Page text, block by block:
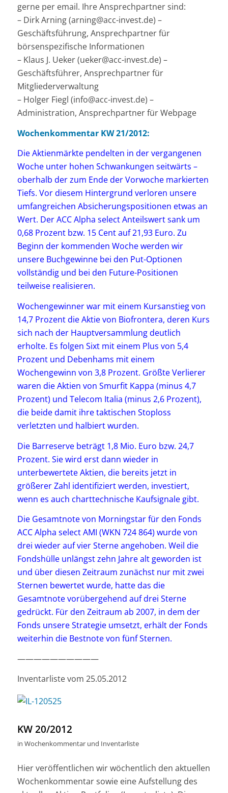
gerne per email. Ihre Ansprechpartner sind:
– Dirk Arning (arning@acc-invest.de) –
Geschäftsführung, Ansprechpartner für
börsenspezifische Informationen
– Klaus J. Ueker (ueker@acc-invest.de) –
Geschäftsführer, Ansprechpartner für
Mitgliederverwaltung
– Holger Fiegl (info@acc-invest.de) –
Administration, Ansprechpartner für Webpage
Wochenkommentar KW 21/2012:
Die Aktienmärkte pendelten in der vergangenen
Woche unter hohen Schwankungen seitwärts –
oberhalb der zum Ende der Vorwoche markierten
Tiefs. Vor diesem Hintergrund verloren unsere
umfangreichen Absicherungspositionen etwas an
Wert. Der ACC Alpha select Anteilswert sank um
0,68 Prozent bzw. 15 Cent auf 21,93 Euro. Zu
Beginn der kommenden Woche werden wir
unsere Buchgewinne bei den Put-Optionen
vollständig und bei den Future-Positionen
teilweise realisieren.
Wochengewinner war mit einem Kursanstieg von
14,7 Prozent die Aktie von Biofrontera, deren Kurs
sich nach der Hauptversammlung deutlich
erholte. Es folgen Sixt mit einem Plus von 5,4
Prozent und Debenhams mit einem
Wochengewinn von 3,8 Prozent. Größte Verlierer
waren die Aktien von Smurfit Kappa (minus 4,7
Prozent) und Telecom Italia (minus 2,6 Prozent),
die beide damit ihre taktischen Stoploss
verletzten und halbiert wurden.
Die Barreserve beträgt 1,8 Mio. Euro bzw. 24,7
Prozent. Sie wird erst dann wieder in
unterbewertete Aktien, die bereits jetzt in
größerer Zahl identifiziert werden, investiert,
wenn es auch charttechnische Kaufsignale gibt.
Die Gesamtnote von Morningstar für den Fonds
ACC Alpha select AMI (WKN 724 864) wurde von
drei wieder auf vier Sterne angehoben. Weil die
Fondshülle unlängst zehn Jahre alt geworden ist
und über diesen Zeitraum zunächst nur mit zwei
Sternen bewertet wurde, hatte das die
Gesamtnote vorübergehend auf drei Sterne
gedrückt. Für den Zeitraum ab 2007, in dem der
Fonds unsere Strategie umsetzt, erhält der Fonds
weiterhin die Bestnote von fünf Sternen.
——————————
Inventarliste vom 25.05.2012
KW 20/2012
in Wochenkommentar und Inventarliste
Hier veröffentlichen wir wöchentlich den aktuellen
Wochenkommentar sowie eine Aufstellung des